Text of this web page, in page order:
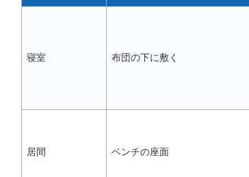
寝室 布団の下に敷く
居間 ベンチの座面